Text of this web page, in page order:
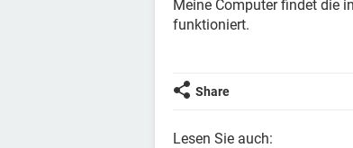
Meine Computer findet die
funktioniert.
Share
Lesen Sie auch: